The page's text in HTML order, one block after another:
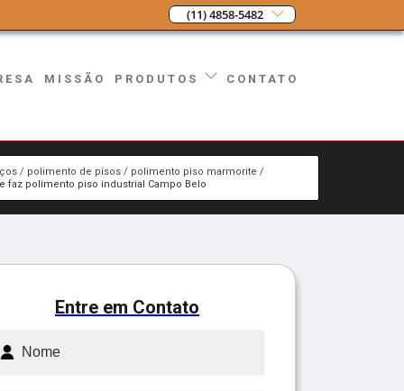
(11) 4858-5482
MISSÃO PRODUTOS CONTATO
polimento de pisos
polimento piso marmorite
faz polimento piso industrial Campo Belo
Entre em Contato